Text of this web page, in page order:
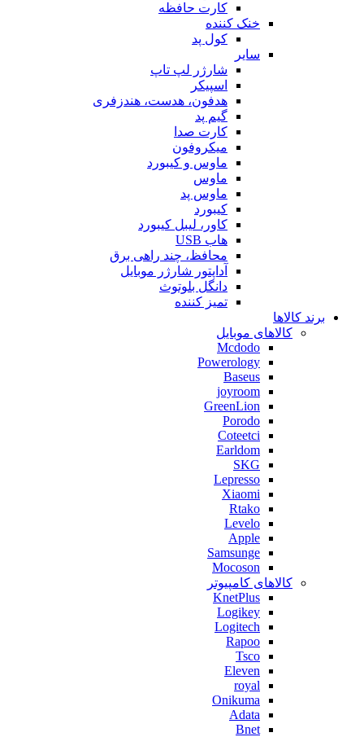
کارت حافظه
خنک کننده
کول پد
سایر
شارژر لپ تاپ
اسپیکر
هدفون، هدست، هندزفری
گیم پد
کارت صدا
میکروفون
ماوس و کیبورد
ماوس
ماوس پد
کیبورد
کاور، لیبل کیبورد
هاب USB
محافظ، چند راهی برق
آداپتور شارژر موبایل
دانگل بلوتوث
تمیز کننده
برند کالاها
کالاهای موبایل
Mcdodo
Powerology
Baseus
joyroom
GreenLion
Porodo
Coteetci
Earldom
SKG
Lepresso
Xiaomi
Rtako
Levelo
Apple
Samsunge
Mocoson
کالاهای کامپیوتر
KnetPlus
Logikey
Logitech
Rapoo
Tsco
Eleven
royal
Onikuma
Adata
Bnet